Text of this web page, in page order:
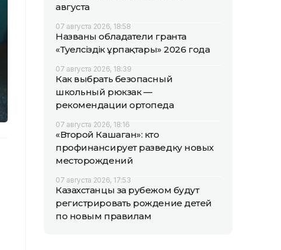
августа
07 августа 2026, 18:58
Названы обладатели гранта
«Тәуелсіздік ұрпақтары» 2026 года
07 августа 2026, 18:39
Как выбрать безопасный
школьный рюкзак —
рекомендации ортопеда
07 августа 2026, 18:16
«Второй Кашаган»: кто
профинансирует разведку новых
месторождений
07 августа 2026, 17:53
Казахстанцы за рубежом будут
регистрировать рождение детей
по новым правилам